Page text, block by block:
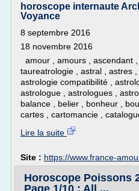
horoscope internaute
Voyance
8 septembre 2016
18 novembre 2016
amour , amours , ascendant
taureatrologie , astral , astres ,
astrologie compatibilité ,
astrologue , astrologues ,
balance , belier , bonheur ,
cartes , cartomancie ,
Lire la suite
Site : https://www.france-
Horoscope Poissons
Page 1/10 : All ...